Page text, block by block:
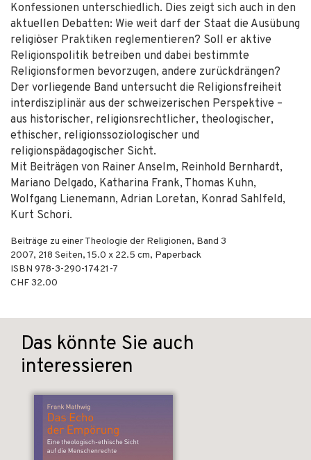
Konfessionen unterschiedlich. Dies zeigt sich auch in den
aktuellen Debatten: Wie weit darf der Staat die Ausübung
religiöser Praktiken reglementieren? Soll er aktive
Religionspolitik betreiben und dabei bestimmte
Religionsformen bevorzugen, andere zurückdrängen?
Der vorliegende Band untersucht die Religionsfreiheit
interdisziplinär aus der schweizerischen Perspektive –
aus historischer, religionsrechtlicher, theologischer,
ethischer, religionssoziologischer und
religionspädagogischer Sicht.
Mit Beiträgen von Rainer Anselm, Reinhold Bernhardt,
Mariano Delgado, Katharina Frank, Thomas Kuhn,
Wolfgang Lienemann, Adrian Loretan, Konrad Sahlfeld,
Kurt Schori.
Beiträge zu einer Theologie der Religionen, Band 3
2007, 218 Seiten, 15.0 x 22.5 cm, Paperback
ISBN 978-3-290-17421-7
CHF 32.00
Das könnte Sie auch
interessieren